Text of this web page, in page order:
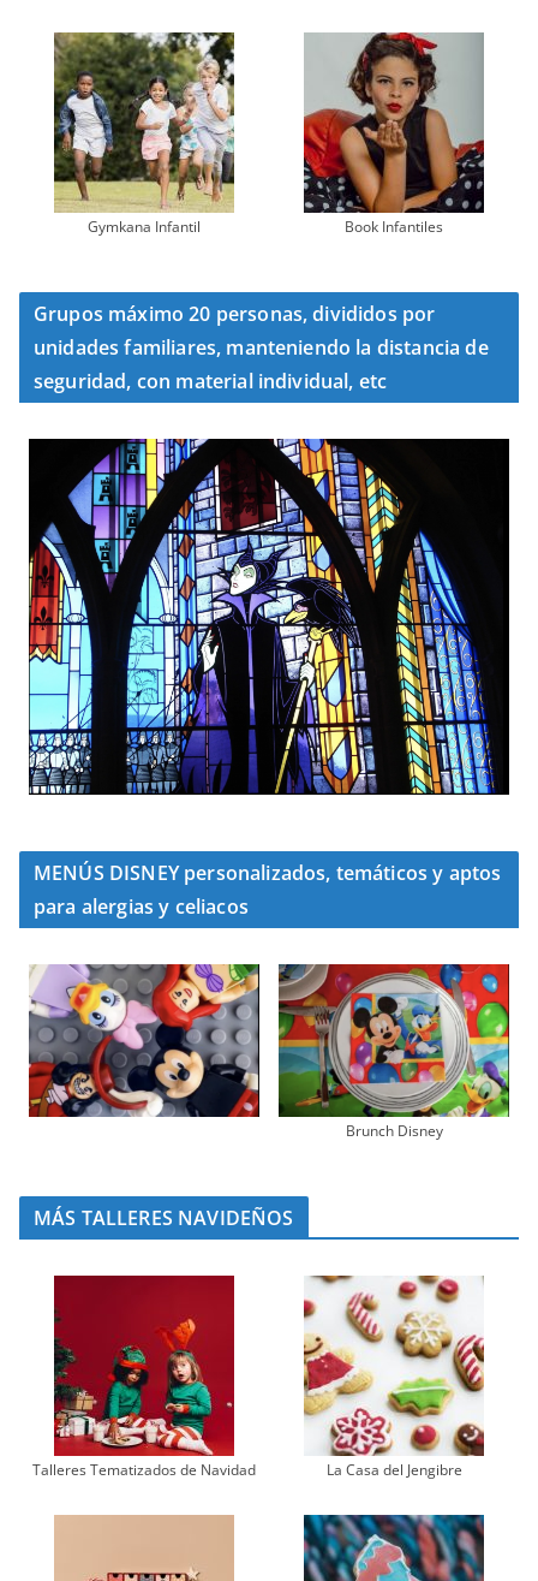
Gymkana Infantil Book Infantiles
Grupos máximo 20 personas, divididos por
unidades familiares, manteniendo la distancia de
seguridad, con material individual, etc
MENÚS DISNEY personalizados, temáticos y aptos
para alergias y celiacos
Brunch Disney
MÁS TALLERES NAVIDEÑOS
Talleres Tematizados de Navidad La Casa del Jengibre